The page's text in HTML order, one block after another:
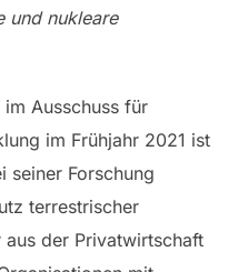
und nukleare
Ausschuss für
im Frühjahr 2021 ist
seiner Forschung
terrestrischer
der Privatwirtschaft